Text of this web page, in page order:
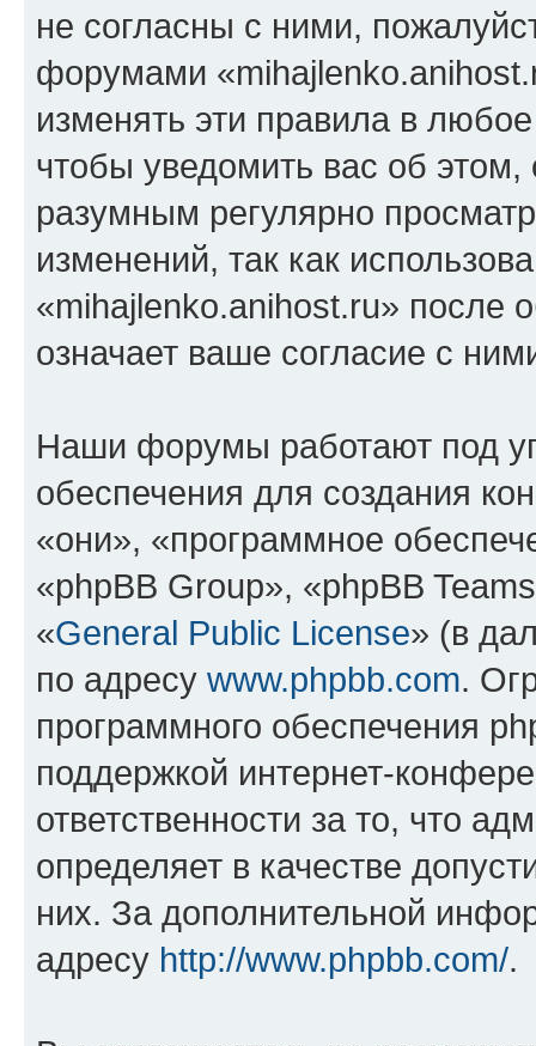
не согласны с ними,
форумами
изменять эти правила в
чтобы уведомить вас об
разумным регулярно
изменений, так как
«mihajlenko.anihost.ru» после
означает ваше согласие с
Наши форумы работают под
обеспечения для создания
«они», «программное
«phpBB Group», «phpBB
«General Public License» (в
по адресу www.phpbb.com.
программного обеспечения
поддержкой интернет-
ответственности за то, что
определяет в качестве
них. За дополнительной
адресу http://www.phpbb.com/.